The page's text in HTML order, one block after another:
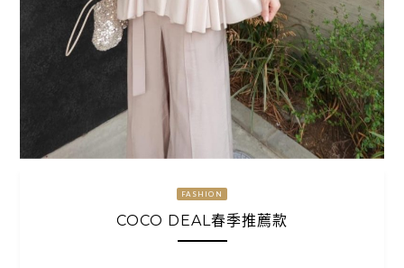
FASHION
COCO DEAL春季推薦款